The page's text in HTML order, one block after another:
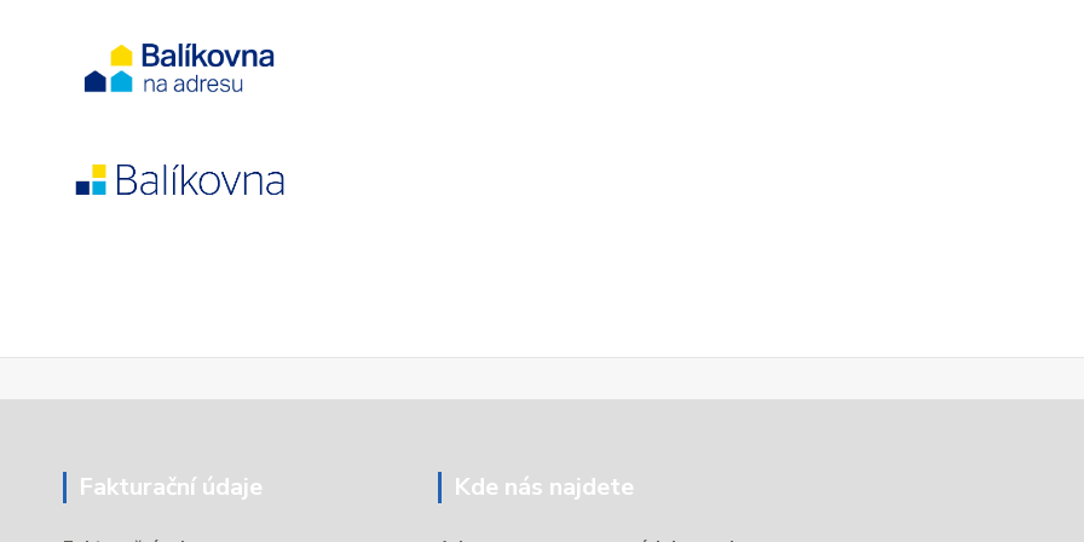
Fakturační údaje Kde nás najdete